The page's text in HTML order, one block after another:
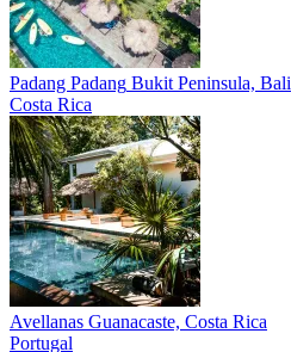
Padang Padang Bukit Peninsula, Bali
Costa Rica
Avellanas Guanacaste, Costa Rica
Portugal